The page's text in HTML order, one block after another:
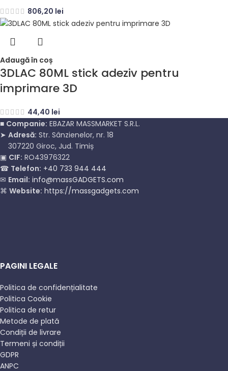
806,20 lei
Adaugă în coș
3DLAC 80ML stick adeziv pentru
imprimare 3D
44,40 lei
■ Companie: EBAZAR MASSMARKET S.R.L.
➤ Adresă: Str. Sânzienelor, nr. 18
307220 Giroc, Jud. Timiș
▣ CIF: RO43976322
☎ Telefon: +40 733 944 444
✉ Email: info@massGADGETS.com
⌘ Website: https://massgadgets.com
PAGINI LEGALE
Politica de confidențialitate
Politica Cookie
Politica de retur
Metode de plată
Condiții de livrare
Termeni și condiții
GDPR
ANPC